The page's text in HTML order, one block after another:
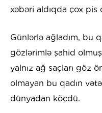
xəbəri aldıqda çox pis
Günlərlə ağladım, bu
gözlərimlə şahid
yalnız ağ saçları göz
olmayan bu qadın
dünyadan köçdü.